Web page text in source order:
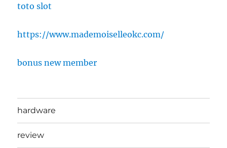
toto slot
https://www.mademoiselleokc.com/
bonus new member
hardware
review